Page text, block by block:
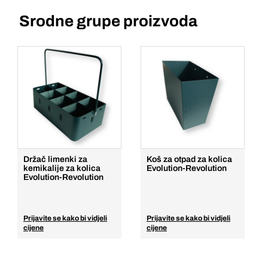
Srodne grupe proizvoda
Držač limenki za
kemikalije za kolica
Evolution-Revolution
Prijavite se kako bi vidjeli
cijene
Koš za otpad za kolica
Evolution-Revolution
Prijavite se kako bi vidjeli
cijene